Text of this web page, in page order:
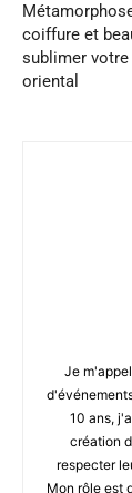
coiffure et
sublimer
oriental
Je
10 ans,
création
respecter
Mon rôle est